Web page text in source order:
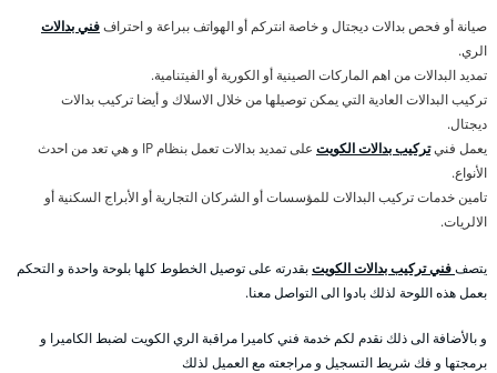
صيانة أو فحص بدالات ديجتال و خاصة انتركم أو الهواتف ببراعة و احتراففني بدالات
الري.
تمديد البدالات من اهم الماركات الصينية أو الكورية أو الفيتنامية.
تركيب البدالات العادية التي يمكن توصيلها من خلال الاسلاك و أيضا تركيب بدالات
ديجتال.
يعمل فنيتركيب بدالات الكويت
على تمديد بدالات تعمل بنظام IP و هي تعد من احدث
الأنواع.
تامين خدمات تركيب البدالات للمؤسسات أو الشركان التجارية أو الأبراج السكنية أو
الالريات.
يتصففني تركيب بدالات الكويتبقدرته على توصيل الخطوط كلها بلوحة واحدة و التحكم
بعمل هذه اللوحة لذلك بادوا الى التواصل معنا.
و بالأضافة الى ذلك نقدم لكم خدمة فني كاميرا مراقبة الري الكويت لضبط الكاميرا و
برمجتها و فك شريط التسجيل و مراجعته مع العميل لذلك